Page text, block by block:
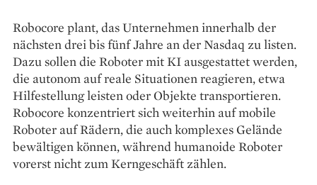
Robocore plant, das Unternehmen innerhalb der
nächsten drei bis fünf Jahre an der Nasdaq zu listen.
Dazu sollen die Roboter mit KI ausgestattet werden,
die autonom auf reale Situationen reagieren, etwa
Hilfestellung leisten oder Objekte transportieren.
Robocore konzentriert sich weiterhin auf mobile
Roboter auf Rädern, die auch komplexes Gelände
bewältigen können, während humanoide Roboter
vorerst nicht zum Kerngeschäft zählen.